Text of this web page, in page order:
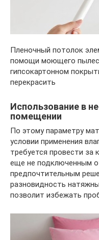
Пленочный потолок
помощи моющего
гипсокартонном
перекрасить
Использование в
помещении
По этому параметру
условии применения
требуется провести за
еще не подключенным
предпочтительным
разновидность
позволит избежать